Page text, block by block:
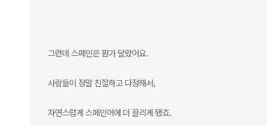
그런데 스페인은 뭔가 달랐어요.
사람들이 정말 친절하고 다정해서,
자연스럽게 스페인어에 더 끌리게 됐죠.